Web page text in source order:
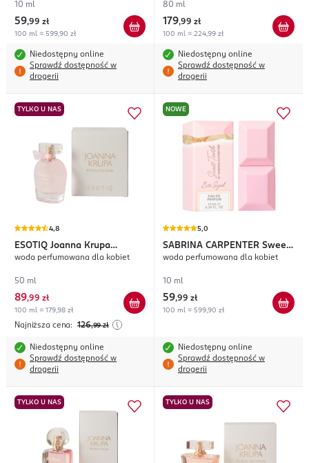
10 ml
59,99 zł
100 ml = 599,90 zł
Niedostępny online
Sprawdź dostępność w
drogerii
80 ml
179,99 zł
100 ml = 224,99 zł
Niedostępny online
Sprawdź dostępność w
drogerii
TYLKO U NAS
4,8
ESOTIQ Joanna Krupa
#follow the body
woda perfumowana dla kobiet
50 ml
89,99 zł
100 ml = 179,98 zł
Najniższa cena: 126,99 zł
Niedostępny online
Sprawdź dostępność w
drogerii
NOWE
5,0
SABRINA CARPENTER Sweet
Tooth Bite Sized
woda perfumowana dla kobiet
10 ml
59,99 zł
100 ml = 599,90 zł
Niedostępny online
Sprawdź dostępność w
drogerii
TYLKO U NAS TYLKO U NAS